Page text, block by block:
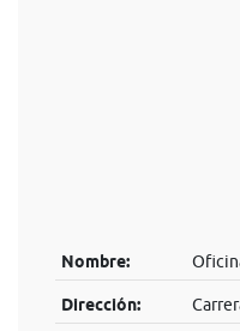
Nombre:
Dirección: